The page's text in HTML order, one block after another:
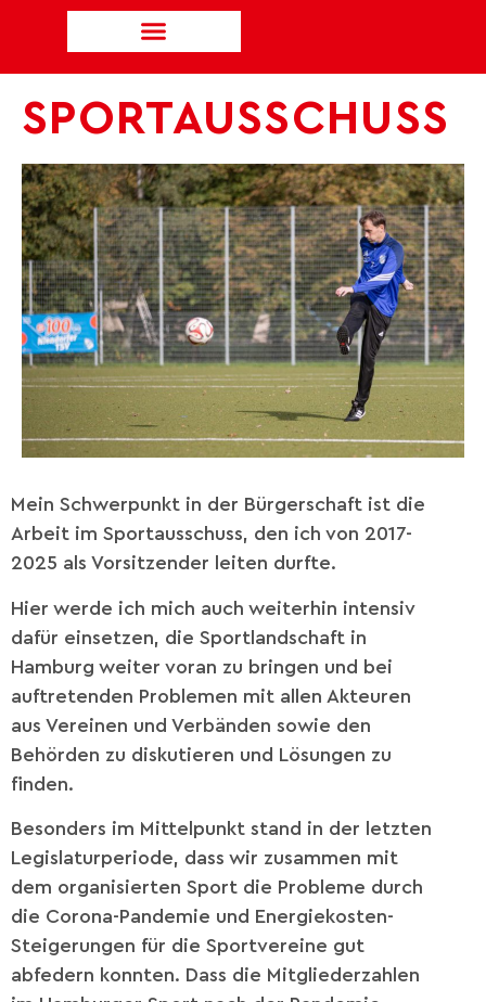
SPORTAUSSCHUSS
Mein Schwerpunkt in der Bürgerschaft ist die
Arbeit im Sportausschuss, den ich von 2017-
2025 als Vorsitzender leiten durfte.
Hier werde ich mich auch weiterhin intensiv
dafür einsetzen, die Sportlandschaft in
Hamburg weiter voran zu bringen und bei
auftretenden Problemen mit allen Akteuren
aus Vereinen und Verbänden sowie den
Behörden zu diskutieren und Lösungen zu
finden.
Besonders im Mittelpunkt stand in der letzten
Legislaturperiode, dass wir zusammen mit
dem organisierten Sport die Probleme durch
die Corona-Pandemie und Energiekosten-
Steigerungen für die Sportvereine gut
abfedern konnten. Dass die Mitgliederzahlen